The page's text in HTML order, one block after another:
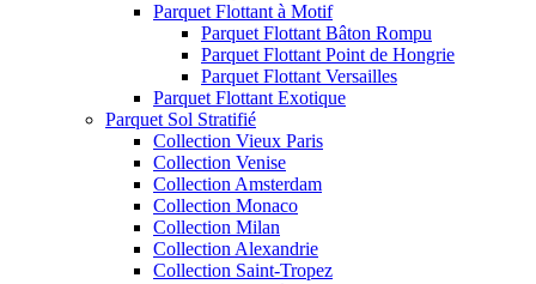
Parquet Flottant à Motif
Parquet Flottant Bâton Rompu
Parquet Flottant Point de Hongrie
Parquet Flottant Versailles
Parquet Flottant Exotique
Parquet Sol Stratifié
Collection Vieux Paris
Collection Venise
Collection Amsterdam
Collection Monaco
Collection Milan
Collection Alexandrie
Collection Saint-Tropez